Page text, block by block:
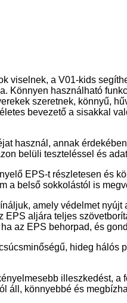
viselnek, a V01-kids
Könnyen használható
szeretnek, könnyű,
bevezető a sisakkal
használ, annak
belüli teszteléssel és
EPS-t részletesen és
a belső sokkolástól is
amely védelmet
aljára teljes
az EPS behorpad, és
hideg
illeszkedést,
áll, könnyebbé és